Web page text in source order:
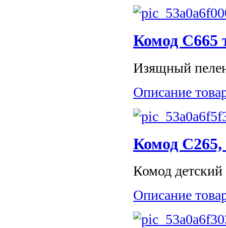
Комод С665
Изящный
Описание
Комод
Комод
Описание